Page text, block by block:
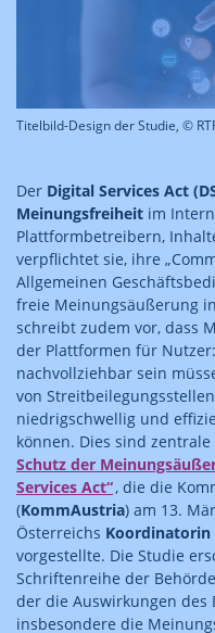
Titelbild-Design der Studie, ©
Der Digital Services Act
Meinungsfreiheit im
Plattformbetreibern,
verpflichtet sie, ihre
Allgemeinen
freie Meinungsäußerung
schreibt zudem vor, dass
der Plattformen für
nachvollziehbar sein
von
niedrigschwellig und
können. Dies sind
Schutz der
Services Act“, die die
(KommAustria) am 13.
Österreichs Koordinatorin
vorgestellte. Die Studie
Schriftenreihe der
der die Auswirkungen des
insbesondere die